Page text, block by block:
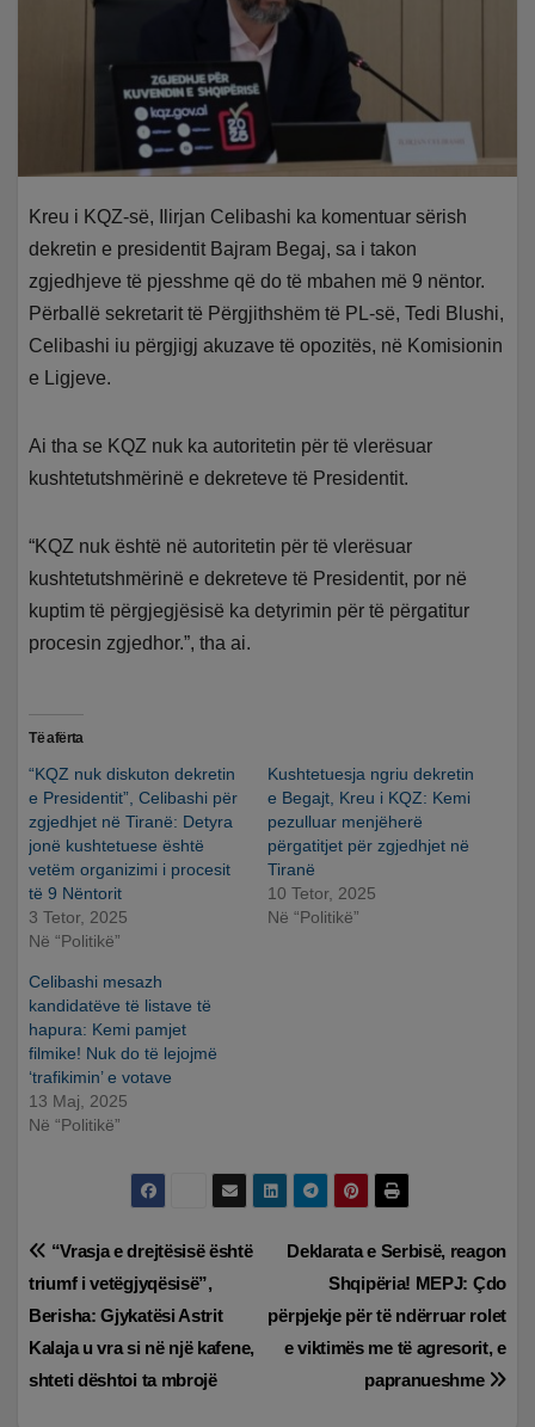
Kreu i KQZ-së, Ilirjan Celibashi ka komentuar sërish
dekretin e presidentit Bajram Begaj, sa i takon
zgjedhjeve të pjesshme që do të mbahen më 9 nëntor.
Përballë sekretarit të Përgjithshëm të PL-së, Tedi Blushi,
Celibashi iu përgjigj akuzave të opozitës, në Komisionin
e Ligjeve.
Ai tha se KQZ nuk ka autoritetin për të vlerësuar
kushtetutshmërinë e dekreteve të Presidentit.
“KQZ nuk është në autoritetin për të vlerësuar
kushtetutshmërinë e dekreteve të Presidentit, por në
kuptim të përgjegjësisë ka detyrimin për të përgatitur
procesin zgjedhor.”, tha ai.
Të afërta
“KQZ nuk diskuton dekretin
e Presidentit”, Celibashi për
zgjedhjet në Tiranë: Detyra
jonë kushtetuese është
vetëm organizimi i procesit
të 9 Nëntorit
3 Tetor, 2025
Në “Politikë”
Kushtetuesja ngriu dekretin
e Begajt, Kreu i KQZ: Kemi
pezulluar menjëherë
përgatitjet për zgjedhjet në
Tiranë
10 Tetor, 2025
Në “Politikë”
Celibashi mesazh
kandidatëve të listave të
hapura: Kemi pamjet
filmike! Nuk do të lejojmë
‘trafikimin’ e votave
13 Maj, 2025
Në “Politikë”
Lëvizje
te
postimet
Deklarata e Serbisë, reagon
Shqipëria! MEPJ: Çdo
përpjekje për të ndërruar rolet
e viktimës me të agresorit, e
papranueshme
“Vrasja e drejtësisë është
triumf i vetëgjyqësisë”,
Berisha: Gjykatësi Astrit
Kalaja u vra si në një kafene,
shteti dështoi ta mbrojë